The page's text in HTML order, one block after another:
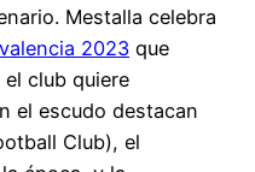
Mestalla celebra
2023 que
club quiere
el escudo destacan
Club), el